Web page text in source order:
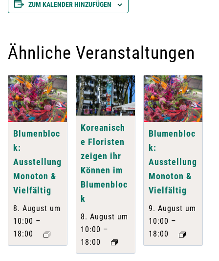
ZUM KALENDER HINZUFÜGEN
Ähnliche Veranstaltungen
Blumenbloc
k:
Ausstellung
Monoton &
Vielfältig
8. August um
10:00 –
18:00
Koreanisch
e Floristen
zeigen ihr
Können im
Blumenbloc
k
8. August um
10:00 –
18:00
Blumenbloc
k:
Ausstellung
Monoton &
Vielfältig
9. August um
10:00 –
18:00